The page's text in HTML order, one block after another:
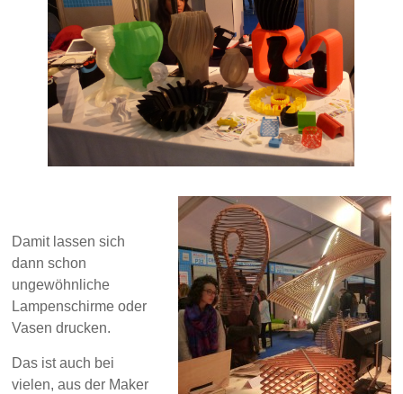
Damit lassen sich
dann schon
ungewöhnliche
Lampenschirme oder
Vasen drucken.
Das ist auch bei
vielen, aus der Maker